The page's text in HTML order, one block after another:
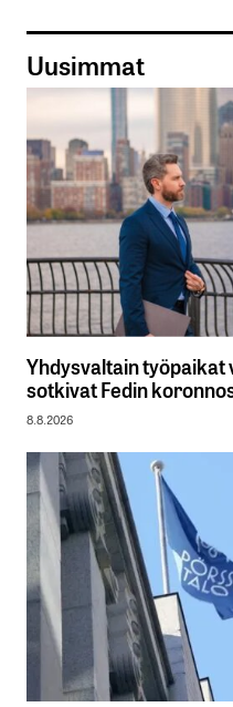
Uusimmat
Yhdysvaltain työpaikat
sotkivat Fedin
8.8.2026